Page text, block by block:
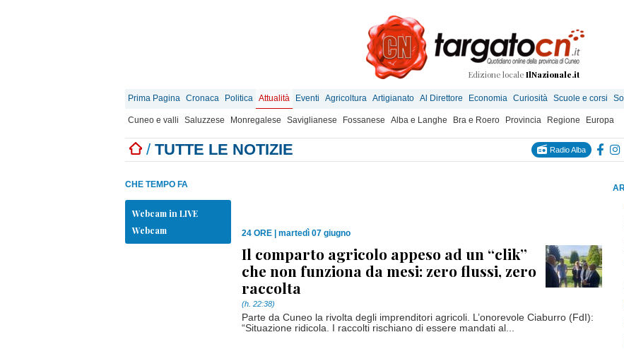
Edizione locale IlNazionale.it
Prima Pagina Cronaca Politica Attualità Eventi Agricoltura Artigianato Al Direttore Economia Curiosità Scuole e corsi
Cuneo e valli Saluzzese Monregalese Saviglianese Fossanese Alba e Langhe Bra e Roero Provincia Regione Europa
/ TUTTE LE NOTIZIE Radio Alba
CHE TEMPO FA
Webcam in LIVE
Webcam
24 ORE martedì 07 giugno
Il comparto agricolo appeso ad un “clik”
che non funziona da mesi: zero flussi, zero
raccolta
(h. 22:38)
Parte da Cuneo la rivolta degli imprenditori agricoli. L’onorevole Ciaburro (FdI):
“Situazione ridicola. I raccolti rischiano di essere mandati al...